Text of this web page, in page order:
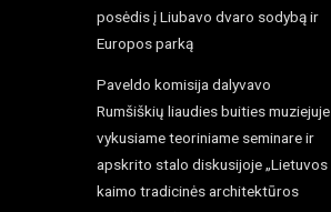
posėdis į Liubavo dvaro sodybą ir
Europos parką
Paveldo komisija dalyvavo
Rumšiškių liaudies buities muziejuje
vykusiame teoriniame seminare ir
apskrito stalo diskusijoje „Lietuvos
kaimo tradicinės architektūros